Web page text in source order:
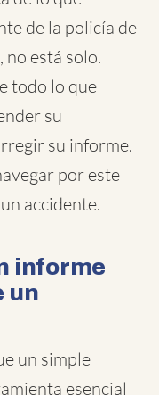
de la policía de
no está solo.
todo lo que
su
su informe.
por este
accidente.
informe
un
un simple
esencial